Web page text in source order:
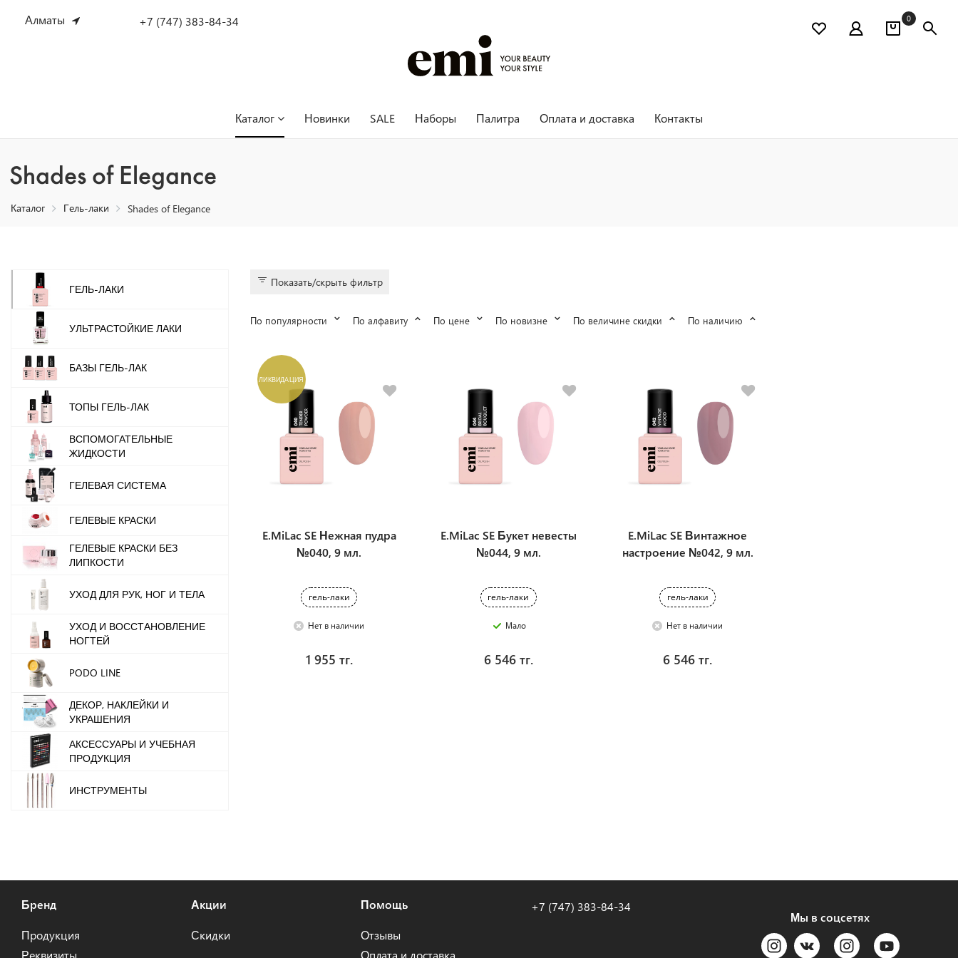
Алматы +7 (747) 383-84-34 0
Каталог Новинки SALE Наборы Палитра Оплата и доставка Контакты
Shades of Elegance
Каталог Гель-лаки Shades of Elegance
Показать/скрыть фильтр
По популярности По алфавиту По цене По новизне По величине скидки По наличию
ЛИКВИДАЦИЯ
E.MiLac SE Нежная пудра
№040, 9 мл.
гель-лаки
Нет в наличии
1 955 тг.
E.MiLac SE Букет невесты
№044, 9 мл.
гель-лаки
Мало
6 546 тг.
E.MiLac SE Винтажное
настроение №042, 9 мл.
гель-лаки
Нет в наличии
6 546 тг.
ГЕЛЬ-ЛАКИ
УЛЬТРАСТОЙКИЕ ЛАКИ
БАЗЫ ГЕЛЬ-ЛАК
ТОПЫ ГЕЛЬ-ЛАК
ВСПОМОГАТЕЛЬНЫЕ
ЖИДКОСТИ
ГЕЛЕВАЯ СИСТЕМА
ГЕЛЕВЫЕ КРАСКИ
ГЕЛЕВЫЕ КРАСКИ БЕЗ
ЛИПКОСТИ
УХОД ДЛЯ РУК, НОГ И ТЕЛА
УХОД И ВОССТАНОВЛЕНИЕ
НОГТЕЙ
PODO LINE
ДЕКОР, НАКЛЕЙКИ И
УКРАШЕНИЯ
АКСЕССУАРЫ И УЧЕБНАЯ
ПРОДУКЦИЯ
ИНСТРУМЕНТЫ
Бренд
Продукция
Реквизиты
Акции
Скидки
Помощь
Отзывы
Оплата и доставка
+7 (747) 383-84-34
Мы в соцсетях